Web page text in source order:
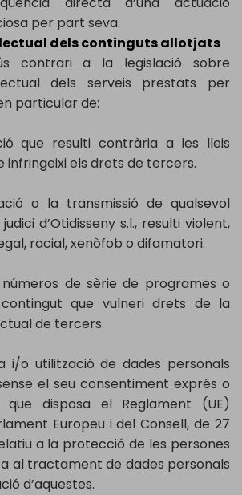
per part seva.
dels continguts allotjats
contrari a la legislació sobre
dels serveis prestats per
particular de:
que resulti contrària a les lleis
infringeixi els drets de tercers.
o la transmissió de qualsevol
d’Otidisseny s.l., resulti violent,
racial, xenòfob o difamatori.
de sèrie de programes o
que vulneri drets de la
de tercers.
o utilització de dades personals
el seu consentiment exprés o
disposa el Reglament (UE)
Europeu i del Consell, de 27
a la protecció de les persones
al tractament de dades personals
d’aquestes.